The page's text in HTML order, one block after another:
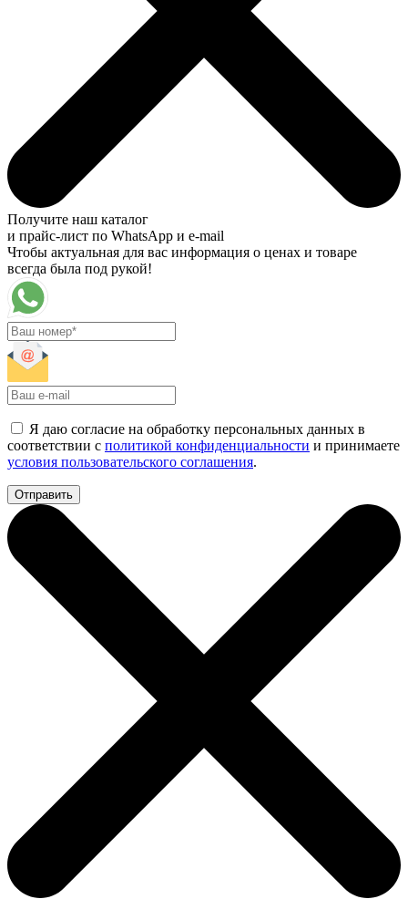
Получите наш каталог
и прайс-лист по WhatsApp и e-mail
Чтобы актуальная для вас информация о ценах и товаре
всегда была под рукой!
Я даю согласие на обработку персональных данных в
соответствии с политикой конфиденциальности и принимаете
условия пользовательского соглашения.